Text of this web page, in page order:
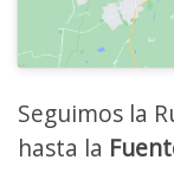
Seguimos la
hasta la